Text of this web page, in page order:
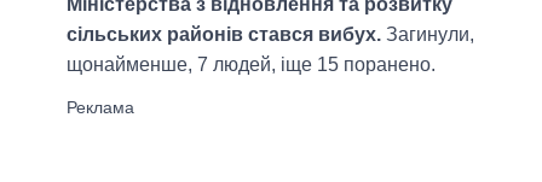
Міністерства з відновлення та розвитку
сільських районів стався вибух. Загинули,
щонайменше, 7 людей, іще 15 поранено.